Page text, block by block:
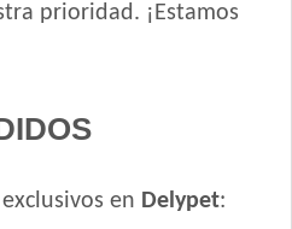
y Salmón a la Primavera
prioridad. ¡Estamos
en Delypet: